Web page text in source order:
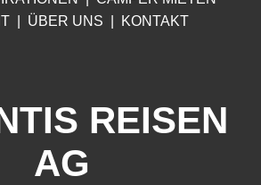
ÜBER UNS KONTAKT
REISEN
AG